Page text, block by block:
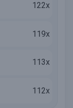
122x
119x
113x
112x